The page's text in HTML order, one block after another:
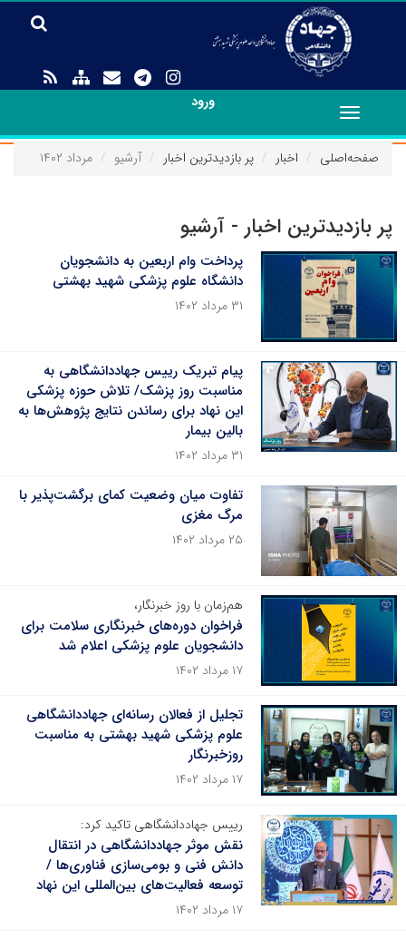
ورود
Toggle
navigation
صفحه‌اصلی
اخبار پر بازدیدترین اخبار آرشیو مرداد ۱۴۰۲
پر بازدیدترین اخبار - آرشیو
پرداخت وام اربعین به دانشجویان
دانشگاه علوم پزشکی شهید بهشتی
۳۱ مرداد ۱۴۰۲
پیام تبریک رییس جهاددانشگاهی به
مناسبت روز پزشک/ تلاش حوزه پزشکی
این نهاد برای رساندن نتایج پژوهش‌ها به
بالین بیمار
۳۱ مرداد ۱۴۰۲
تفاوت میان وضعیت کمای برگشت‌پذیر با
مرگ مغزی
۲۵ مرداد ۱۴۰۲
هم‌زمان با روز خبرنگار،
فراخوان دوره‌های خبرنگاری سلامت برای
دانشجویان علوم پزشکی اعلام شد
۱۷ مرداد ۱۴۰۲
تجلیل از فعالان رسانه‌ای جهاددانشگاهی
علوم پزشکی شهید بهشتی به مناسبت
روزخبرنگار
۱۷ مرداد ۱۴۰۲
رییس جهاددانشگاهی تاکید کرد:
نقش موثر جهاددانشگاهی در انتقال
دانش فنی و بومی‌سازی فناوری‌ها /
توسعه فعالیت‌های بین‌المللی این نهاد
۱۷ مرداد ۱۴۰۲